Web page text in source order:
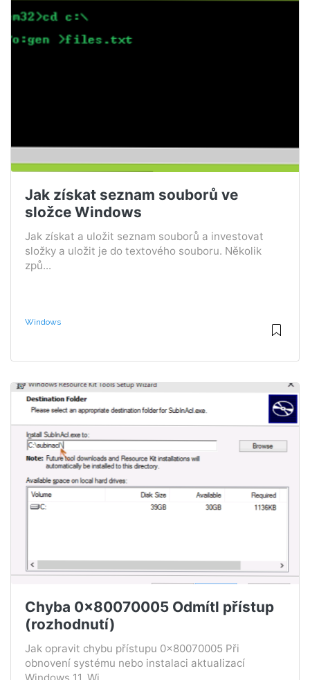
Jak získat seznam souborů ve
složce Windows
Jak získat a uložit seznam souborů a investovat
složky a uložit je do textového souboru. Několik
způ...
Windows
Chyba 0x80070005 Odmítl přístup
(rozhodnutí)
Jak opravit chybu přístupu 0x80070005 Při
obnovení systému nebo instalaci aktualizací